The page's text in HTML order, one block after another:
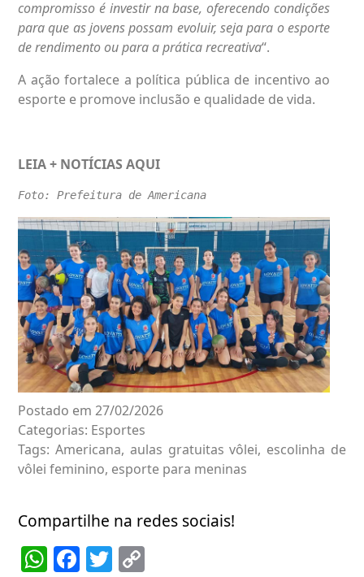
compromisso é investir na base, oferecendo condições
para que as jovens possam evoluir, seja para o esporte
de rendimento ou para a prática recreativa“.
A ação fortalece a política pública de incentivo ao
esporte e promove inclusão e qualidade de vida.
LEIA + NOTÍCIAS AQUI
Foto: Prefeitura de Americana
Postado em 27/02/2026
Categorias: Esportes
Tags: Americana, aulas gratuitas vôlei, escolinha de
vôlei feminino, esporte para meninas
Compartilhe na redes sociais!
WhatsApp
Facebook
Twitter